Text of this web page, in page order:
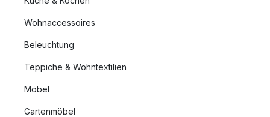
Wohnaccessoires
Beleuchtung
Teppiche & Wohntextilien
Möbel
Gartenmöbel